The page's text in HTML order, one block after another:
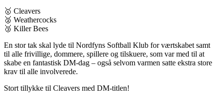
🥇 Cleavers
🥈 Weathercocks
🥉 Killer Bees
En stor tak skal lyde til Nordfyns Softball Klub for værtskabet samt
til alle frivillige, dommere, spillere og tilskuere, som var med til at
skabe en fantastisk DM-dag – også selvom varmen satte ekstra store
krav til alle involverede.
Stort tillykke til Cleavers med DM-titlen!